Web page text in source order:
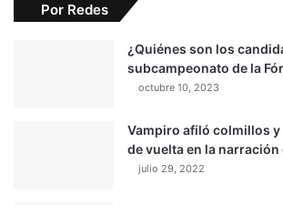
Por Redes
¿Quiénes son los
subcampeonato de la
octubre 10, 2023
Vampiro afiló colmillos y
de vuelta en la narración
julio 29, 2022